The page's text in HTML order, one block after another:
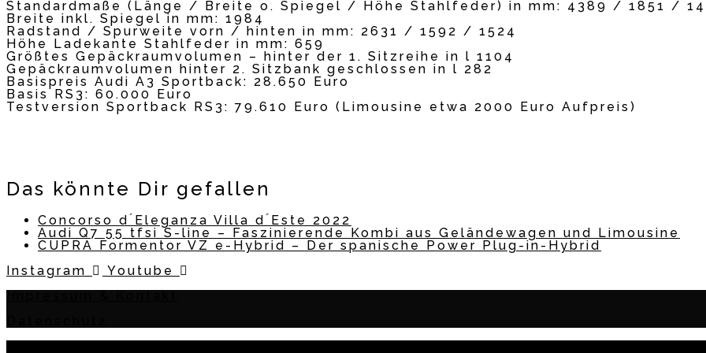
Standardmaße (Länge / Breite o. Spiegel / Höhe Stahlfeder) in mm: 4389 / 1851 /
Breite inkl. Spiegel in mm: 1984
Radstand / Spurweite vorn / hinten in mm: 2631 / 1592 / 1524
Höhe Ladekante Stahlfeder in mm: 659
Größtes Gepäckraumvolumen – hinter der 1. Sitzreihe in l 1104
Gepäckraumvolumen hinter 2. Sitzbank geschlossen in l 282
Basispreis Audi A3 Sportback: 28.650 Euro
Basis RS3: 60.000 Euro
Testversion Sportback RS3: 79.610 Euro (Limousine etwa 2000 Euro Aufpreis)
Das könnte Dir gefallen
Concorso d ́Eleganza Villa d ́Este 2022
Audi Q7 55 tfsi S-line – Faszinierende Kombi aus Geländewagen und Limousine
CUPRA Formentor VZ e-Hybrid – Der spanische Power Plug-in-Hybrid
Instagram
Youtube